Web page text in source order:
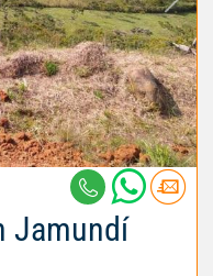
Jamundí